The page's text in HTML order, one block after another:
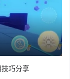
巧分享